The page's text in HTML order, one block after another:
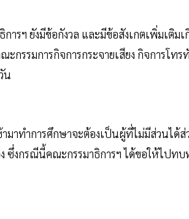
ารฯ ยังมีข้อกังวล และมีข้อสังเกตเพิ่มเติม
ะกรรมการกิจการกระจายเสียง กิจการโ
น
มาทำการศึกษาจะต้องเป็นผู้ที่ไม่มีส่วนได้ส่
ซึ่งกรณีนี้คณะกรรมาธิการฯ ได้ขอให้ไปท